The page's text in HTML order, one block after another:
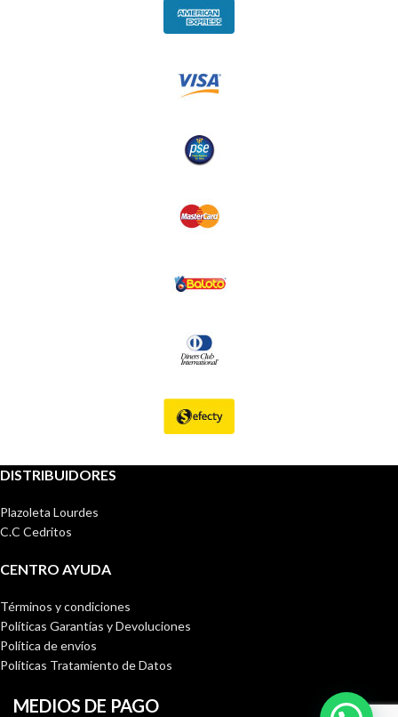
DISTRIBUIDORES
Plazoleta Lourdes
C.C Cedritos
CENTRO AYUDA
Términos y condiciones
Políticas Garantías y Devoluciones
Política de envíos
Políticas Tratamiento de Datos
MEDIOS DE PAGO